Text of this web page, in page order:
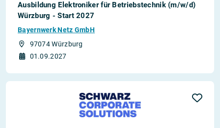
Ausbildung Elektroniker für Betriebstechnik (m/w/d)
Würzburg - Start 2027
Bayernwerk Netz GmbH
97074 Würzburg
01.09.2027